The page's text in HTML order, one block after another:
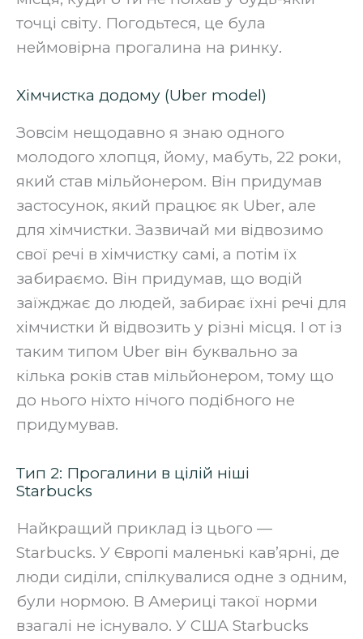
точці світу. Погодьтеся, це була
неймовірна прогалина на ринку.‍
Хімчистка додому (Uber model)
Зовсім нещодавно я знаю одного
молодого хлопця, йому, мабуть, 22 роки,
який став мільйонером. Він придумав
застосунок, який працює як Uber, але
для хімчистки. Зазвичай ми відвозимо
свої речі в хімчистку самі, а потім їх
забираємо. Він придумав, що водій
заїжджає до людей, забирає їхні речі для
хімчистки й відвозить у різні місця. І от із
таким типом Uber він буквально за
кілька років став мільйонером, тому що
до нього ніхто нічого подібного не
придумував.
Тип 2: Прогалини в цілій ніші
Starbucks
Найкращий приклад із цього —
Starbucks. У Європі маленькі кав’ярні, де
люди сиділи, спілкувалися одне з одним,
були нормою. В Америці такої норми
взагалі не існувало. У США Starbucks